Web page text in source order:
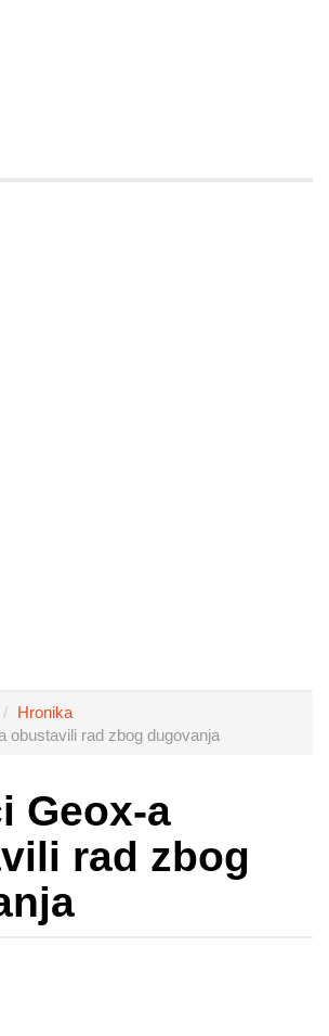
Hronika
obustavili rad zbog dugovanja
Geox-a
rad zbog